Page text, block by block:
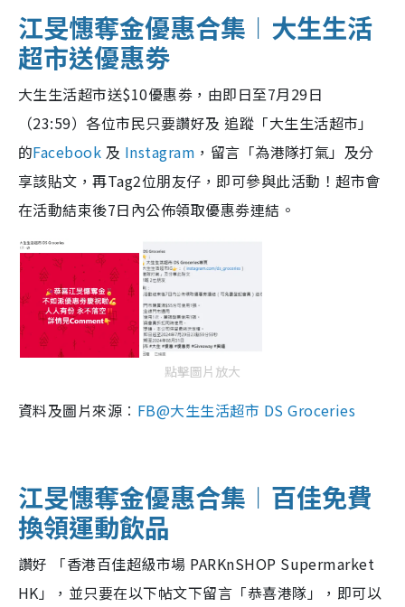
江旻憓奪金優惠合集︱大生生活
超市送優惠劵
大生生活超市送$10優惠劵，由即日至7月29日
（23:59）各位市民只要讚好及 追蹤「大生生活超市」
的Facebook 及 Instagram ，留言「為港隊打氣」及分
享該貼文，再Tag2位朋友仔，即可參與此活動！超市會
在活動結束後7日內公佈領取優惠劵連結。
點擊圖片放大
資料及圖片來源︰ FB@大生生活超市 DS Groceries
江旻憓奪金優惠合集︱百佳免費
換領運動飲品
讚好 「香港百佳超級市場 PARKnSHOP Supermarket
HK」，並只要在以下帖文下留言「恭喜港隊」，即可以